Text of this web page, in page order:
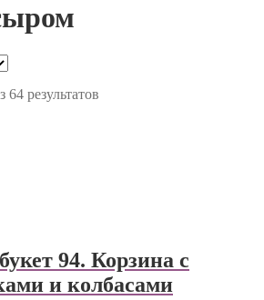
результатов
94. Корзина с
и колбасами